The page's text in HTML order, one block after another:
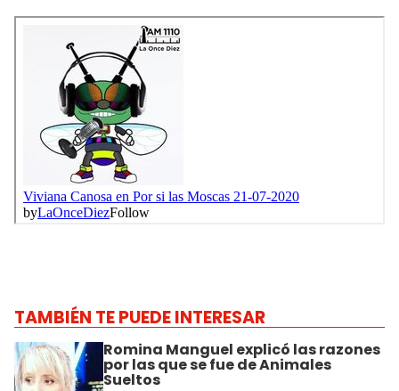
TAMBIÉN TE PUEDE INTERESAR
Romina Manguel explicó las razones
por las que se fue de Animales
Sueltos